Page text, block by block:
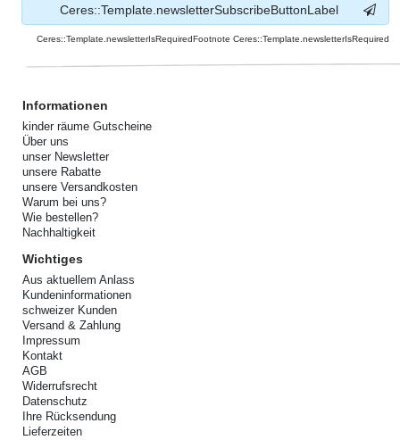
Ceres::Template.newsletterSubscribeButtonLabel
Ceres::Template.newsletterIsRequiredFootnote Ceres::Template.newsletterIsRequired
Informationen
kinder räume Gutscheine
Über uns
unser Newsletter
unsere Rabatte
unsere Versandkosten
Warum bei uns?
Wie bestellen?
Nachhaltigkeit
Wichtiges
Aus aktuellem Anlass
Kundeninformationen
schweizer Kunden
Versand & Zahlung
Impressum
Kontakt
AGB
Widerrufsrecht
Datenschutz
Ihre Rücksendung
Lieferzeiten